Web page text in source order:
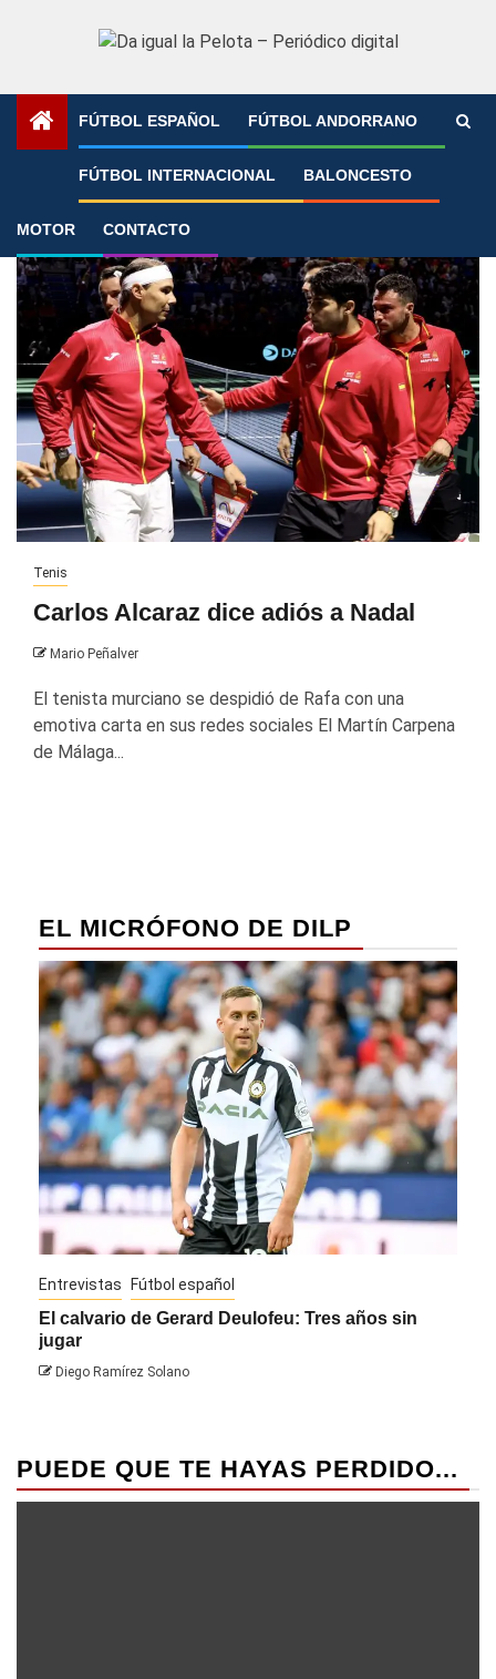
FÚTBOL ESPAÑOL FÚTBOL ANDORRANO
FÚTBOL INTERNACIONAL BALONCESTO
MOTOR CONTACTO
»
Copa Davis
Tenis
Carlos Alcaraz dice adiós a Nadal
Mario Peñalver
El tenista murciano se despidió de Rafa con una
emotiva carta en sus redes sociales El Martín Carpena
de Málaga...
EL MICRÓFONO DE DILP
Entrevistas Fútbol español
El calvario de Gerard Deulofeu: Tres años sin
jugar
Diego Ramírez Solano
PUEDE QUE TE HAYAS PERDIDO...